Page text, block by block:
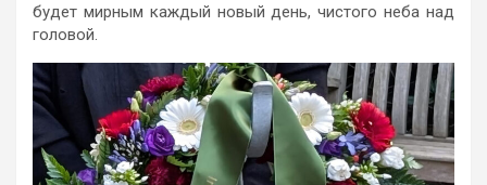
будет мирным каждый новый день, чистого неба над
головой.